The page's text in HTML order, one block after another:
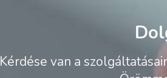
Kérdése van a